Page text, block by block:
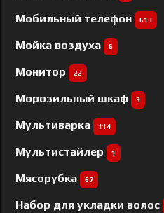
Мобильный телефон 613
Мойка воздуха 6
Монитор 22
Морозильный шкаф 3
Мультиварка 114
Мультистайлер 1
Мясорубка 67
Набор для укладки волос